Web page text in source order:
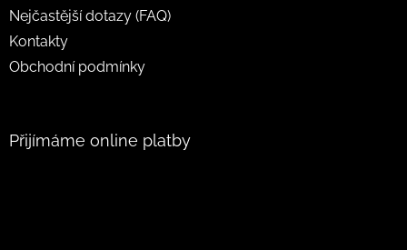
Nejčastější dotazy (FAQ)
Kontakty
Obchodní podmínky
Přijímáme online platby